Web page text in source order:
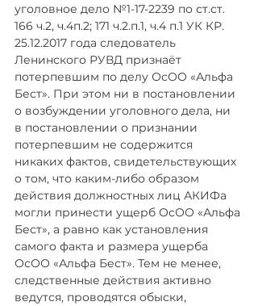
уголовное дело №1-17-2239 по ст.ст.
166 ч.2, ч.4п.2; 171 ч.2.п.1, ч.4 п.1 УК КР.
25.12.2017 года следователь
Ленинского РУВД признаёт
потерпевшим по делу ОсОО «Альфа
Бест». При этом ни в постановлении
о возбуждении уголовного дела, ни
в постановлении о признании
потерпевшим не содержится
никаких фактов, свидетельствующих
о том, что каким-либо образом
действия должностных лиц АКИФа
могли принести ущерб ОсОО «Альфа
Бест», а равно как установления
самого факта и размера ущерба
ОсОО «Альфа Бест». Тем не менее,
следственные действия активно
ведутся, проводятся обыски,